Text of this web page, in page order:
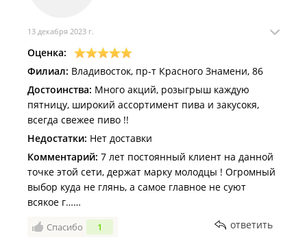
13 декабря 2023 г.
Оценка:
Филиал: Владивосток, пр-т Красного Знамени, 86
Достоинства: Много акций, розыгрыш каждую
пятницу, широкий ассортимент пива и закусокя,
всегда свежее пиво !!
Недостатки: Нет доставки
Комментарий: 7 лет постоянный клиент на данной
точке этой сети, держат марку молодцы ! Огромный
выбор куда не глянь, а самое главное не суют
всякое г……
Спасибо 1 ответить